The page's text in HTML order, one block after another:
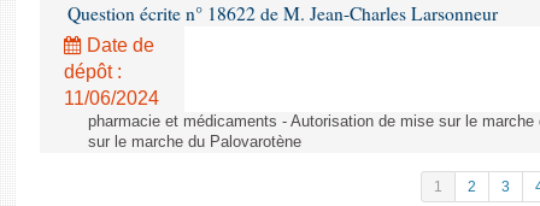
Question écrite n° 18622 de M. Jean-Charles Larsonneur
Date de
dépôt :
11/06/2024
pharmacie et médicaments - Autorisation de mise sur le
sur le marche du Palovarotène
1 2 3